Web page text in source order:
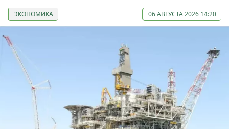
ЭКОНОМИКА 06 АВГУСТА 2026 14:20